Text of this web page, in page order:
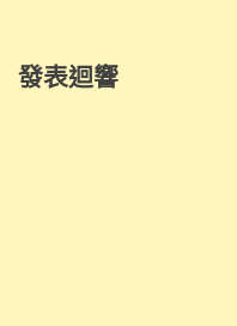
發表迴響